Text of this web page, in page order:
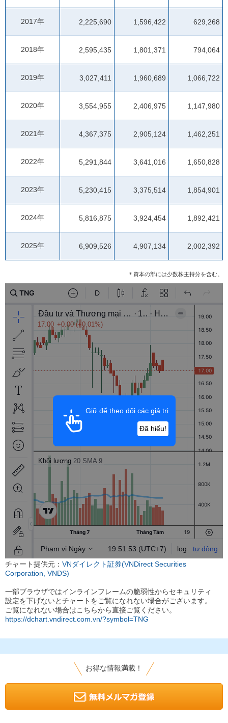
2017年 2,225,690 1,596,422 629,268
2018年 2,595,435 1,801,371 794,064
2019年 3,027,411 1,960,689 1,066,722
2020年 3,554,955 2,406,975 1,147,980
2021年 4,367,375 2,905,124 1,462,251
2022年 5,291,844 3,641,016 1,650,828
2023年 5,230,415 3,375,514 1,854,901
2024年 5,816,875 3,924,454 1,892,421
2025年 6,909,526 4,907,134 2,002,392
＊資本の部には少数株主持分を含む。
チャート提供元： VNダイレクト証券(VNDirect Securities
Corporation, VNDS)
一部ブラウザではインラインフレームの脆弱性からセキュリティ
設定を下げないとチャートをご覧になれない場合がございます。
ご覧になれない場合はこちらから直接ご覧ください。
https://dchart.vndirect.com.vn/?symbol=TNG
お得な情報満載！